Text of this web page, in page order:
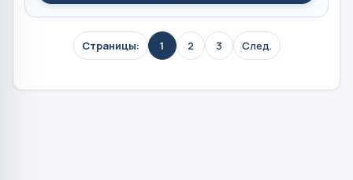
Страницы: 1 2 3 След.